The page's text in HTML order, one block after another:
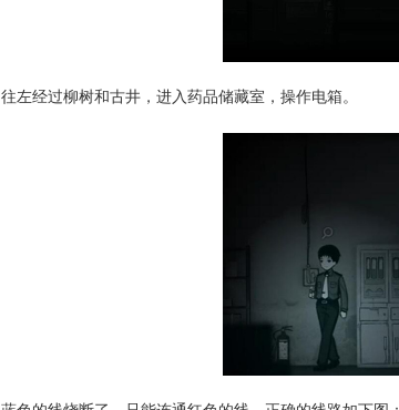
往左经过柳树和古井，进入药品储藏室，操作电箱。